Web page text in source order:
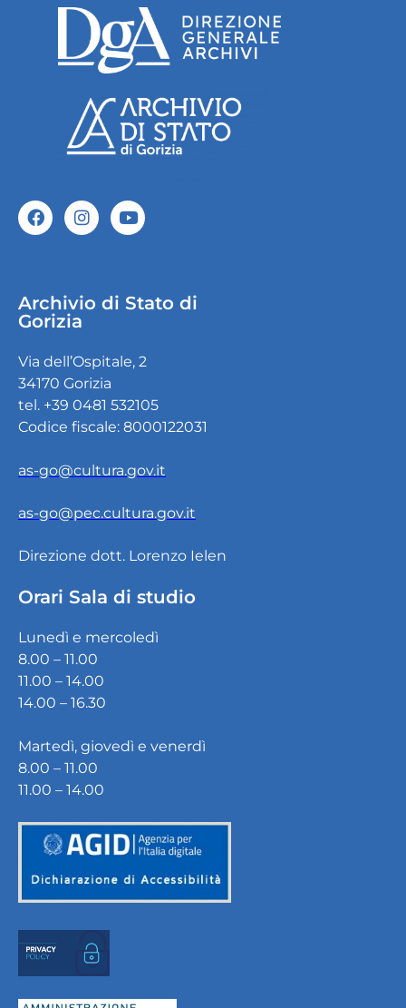
Archivio di Stato di
Gorizia
Via dell’Ospitale, 2
34170 Gorizia
tel. +39 0481 532105
Codice fiscale: 8000122031
as-go@cultura.gov.it
as-go@pec.cultura.gov.it
Direzione dott. Lorenzo Ielen
Orari Sala di studio
Lunedì e mercoledì
8.00 – 11.00
11.00 – 14.00
14.00 – 16.30
Martedì, giovedì e venerdì
8.00 – 11.00
11.00 – 14.00